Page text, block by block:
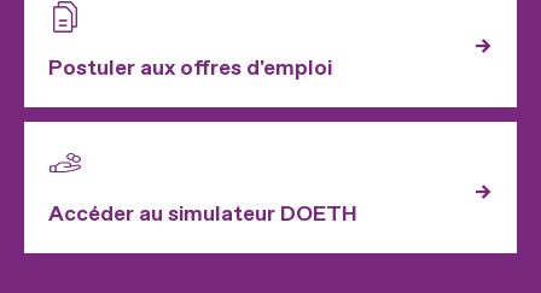
Postuler aux offres d'emploi
Accéder au simulateur DOETH